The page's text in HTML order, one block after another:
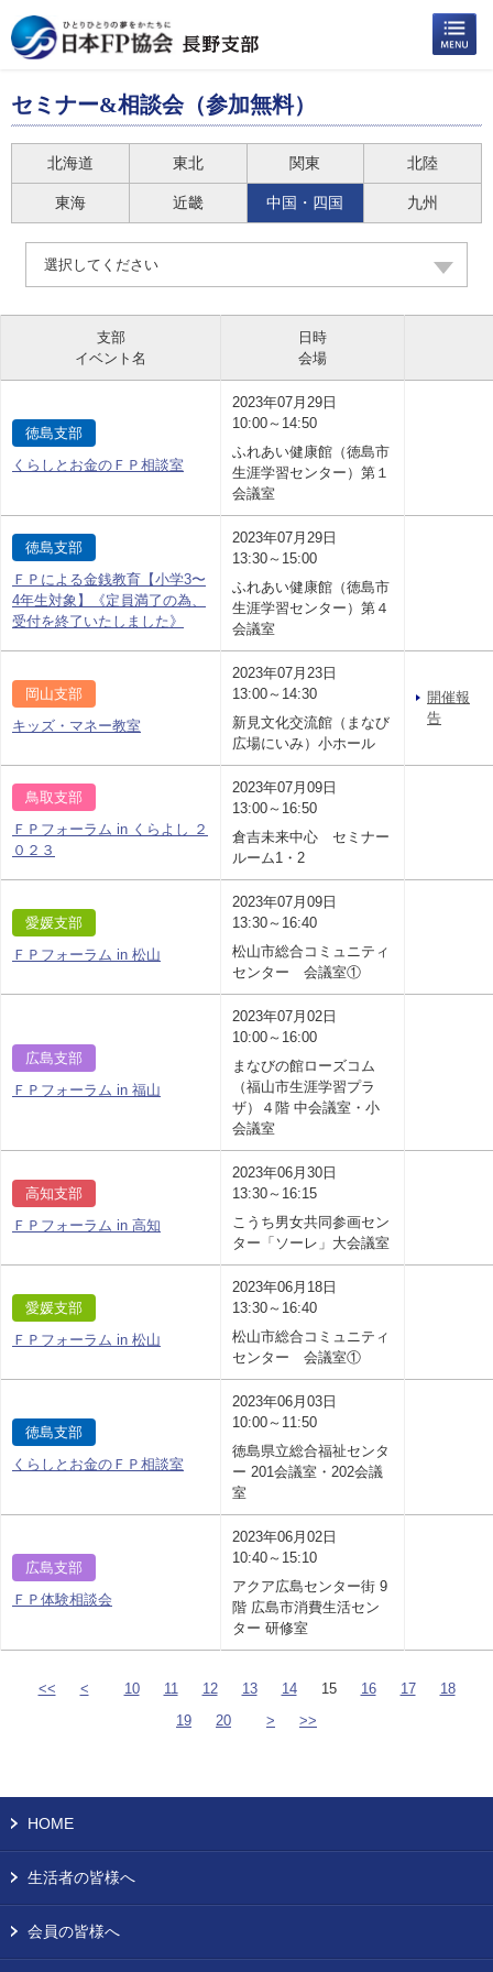
セミナー&相談会（参加無料）
北海道 東北 関東 北陸
東海 近畿 中国・四国 九州
選択してください
支部
イベント名
日時
会場
徳島支部
くらしとお金のＦＰ相談室
2023年07月29日
10:00～14:50
ふれあい健康館（徳島市
生涯学習センター）第１
会議室
徳島支部
ＦＰによる金銭教育【小学3〜
4年生対象】《定員満了の為、
受付を終了いたしました》
2023年07月29日
13:30～15:00
ふれあい健康館（徳島市
生涯学習センター）第４
会議室
岡山支部
キッズ・マネー教室
2023年07月23日
13:00～14:30
新見文化交流館（まなび
広場にいみ）小ホール
開催報
告
鳥取支部
ＦＰフォーラム in くらよし ２
０２３
2023年07月09日
13:00～16:50
倉吉未来中心 セミナー
ルーム1・2
愛媛支部
ＦＰフォーラム in 松山
2023年07月09日
13:30～16:40
松山市総合コミュニティ
センター 会議室①
広島支部
ＦＰフォーラム in 福山
2023年07月02日
10:00～16:00
まなびの館ローズコム
（福山市生涯学習プラ
ザ）４階 中会議室・小
会議室
高知支部
ＦＰフォーラム in 高知
2023年06月30日
13:30～16:15
こうち男女共同参画セン
ター「ソーレ」大会議室
愛媛支部
ＦＰフォーラム in 松山
2023年06月18日
13:30～16:40
松山市総合コミュニティ
センター 会議室①
徳島支部
くらしとお金のＦＰ相談室
2023年06月03日
10:00～11:50
徳島県立総合福祉センタ
ー 201会議室・202会議
室
広島支部
ＦＰ体験相談会
2023年06月02日
10:40～15:10
アクア広島センター街 9
階 広島市消費生活セン
ター 研修室
<< < 10 11 12 13 14 15 16 17
18
19
20 > >>
HOME
生活者の皆様へ
会員の皆様へ